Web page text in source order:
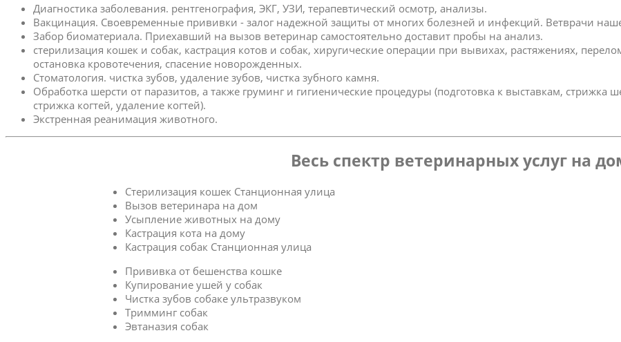
Диагностика заболевания. рентгенография, ЭКГ, УЗИ, терапевтический осмотр, анализы.
Вакцинация. Своевременные прививки - залог надежной защиты от многих болезней и инфекций. Ветврачи
Забор биоматериала. Приехавший на вызов ветеринар самостоятельно доставит пробы на анализ.
стерилизация кошек и собак, кастрация котов и собак, хиругические операции при вывихах, растяжениях,
остановка кровотечения, спасение новорожденных.
Стоматология. чистка зубов, удаление зубов, чистка зубного камня.
Обработка шерсти от паразитов, а также груминг и гигиенические процедуры (подготовка к выставкам, стрижка
стрижка когтей, удаление когтей).
Экстренная реанимация животного.
Весь спектр ветеринарных услуг на
Стерилизация кошек Станционная улица
Вызов ветеринара на дом
Усыпление животных на дому
Кастрация кота на дому
Кастрация собак Станционная улица
Прививка от бешенства кошке
Купирование ушей у собак
Чистка зубов собаке ультразвуком
Тримминг собак
Эвтаназия собак